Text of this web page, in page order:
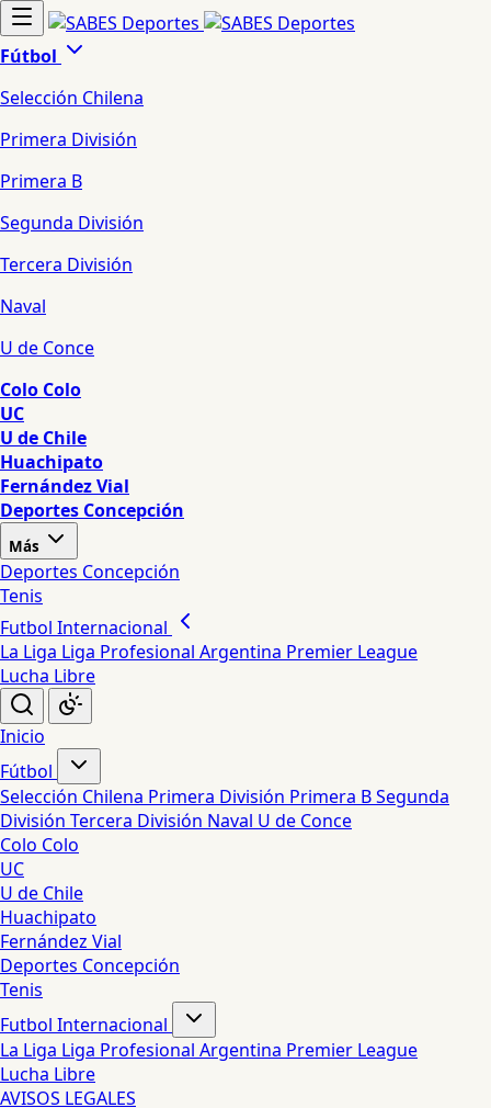
Fútbol
Selección Chilena
Primera División
Primera B
Segunda División
Tercera División
Naval
U de Conce
Colo Colo
UC
U de Chile
Huachipato
Fernández Vial
Deportes Concepción
Más
Deportes Concepción
Tenis
Futbol Internacional
La Liga Liga Profesional Argentina Premier League
Lucha Libre
Inicio
Fútbol
Selección Chilena Primera División Primera BSegunda
División Tercera División Naval U de Conce
Colo Colo
UC
U de Chile
Huachipato
Fernández Vial
Deportes Concepción
Tenis
Futbol Internacional
La Liga Liga Profesional Argentina Premier League
Lucha Libre
AVISOS LEGALES